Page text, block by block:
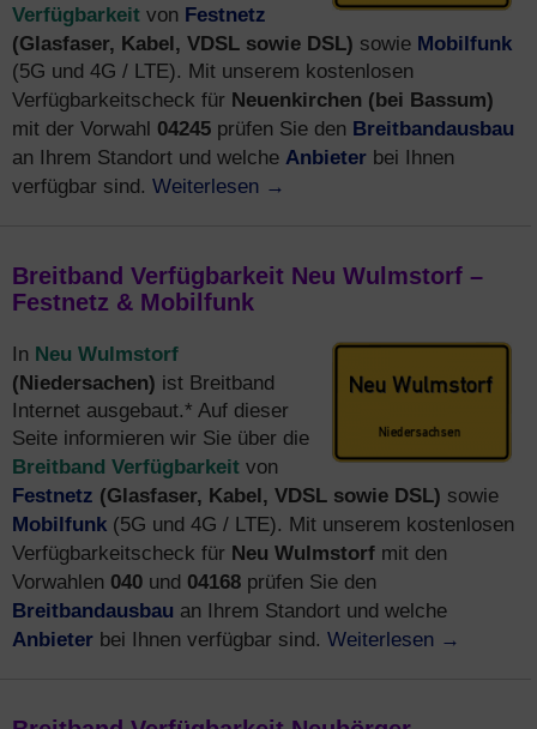
Verfügbarkeit von Festnetz
(Glasfaser, Kabel, VDSL sowie DSL) sowie Mobilfunk
(5G und 4G / LTE). Mit unserem kostenlosen
Verfügbarkeitscheck für Neuenkirchen (bei Bassum)
mit der Vorwahl 04245 prüfen Sie den Breitbandausbau
an Ihrem Standort und welche Anbieter bei Ihnen
verfügbar sind. Weiterlesen →
Breitband Verfügbarkeit Neu Wulmstorf –
Festnetz & Mobilfunk
In Neu Wulmstorf
(Niedersachen) ist Breitband
Internet ausgebaut.* Auf dieser
Seite informieren wir Sie über die
Breitband Verfügbarkeit von
Festnetz (Glasfaser, Kabel, VDSL sowie DSL) sowie
Mobilfunk (5G und 4G / LTE). Mit unserem kostenlosen
Verfügbarkeitscheck für Neu Wulmstorf mit den
Vorwahlen 040 und 04168 prüfen Sie den
Breitbandausbau an Ihrem Standort und welche
Anbieter bei Ihnen verfügbar sind. Weiterlesen →